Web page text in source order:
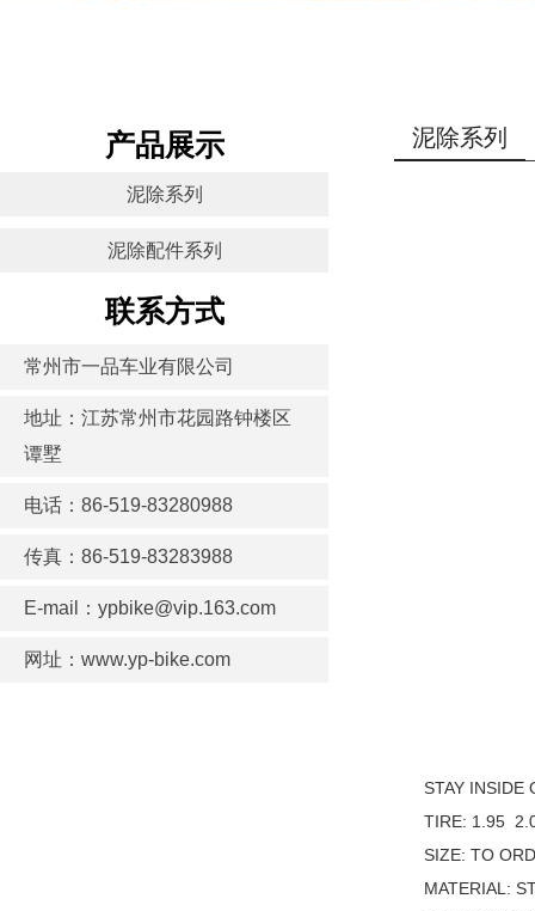
产品展示
泥除系列
泥除配件系列
联系方式
常州市一品车业有限公司
地址：江苏常州市花园路钟楼区
谭墅
电话：86-519-83280988
传真：86-519-83283988
E-mail：ypbike@vip.163.com
网址：www.yp-bike.com
泥除系列
STAY INSIDE
TIRE: 1.95
SIZE: TO
MATERIAL: